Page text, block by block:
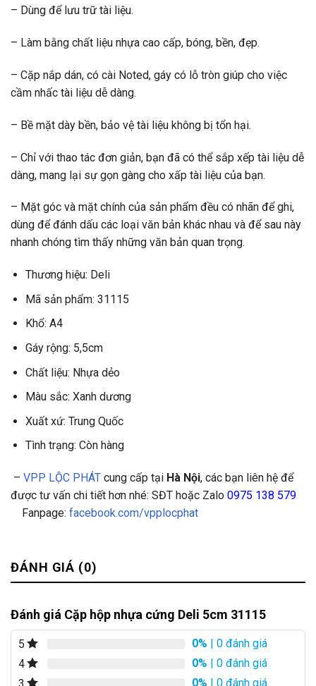
– Dùng để lưu trữ tài liệu.
– Làm bằng chất liệu nhựa cao cấp, bóng, bền, đẹp.
– Cặp nắp dán, có cài Noted, gáy có lỗ tròn giúp cho việc
cầm nhấc tài liệu dễ dàng.
– Bề mặt dày bền, bảo vệ tài liệu không bị tổn hại.
– Chỉ với thao tác đơn giản, bạn đã có thể sắp xếp tài liệu dễ
dàng, mang lại sự gọn gàng cho xấp tài liệu của bạn.
– Mặt góc và mặt chính của sản phẩm đều có nhãn để ghi,
dùng để đánh dấu các loại văn bản khác nhau và để sau này
nhanh chóng tìm thấy những văn bản quan trọng.
Thương hiệu: Deli
Mã sản phẩm: 31115
Khổ: A4
Gáy rộng: 5,5cm
Chất liệu: Nhựa dẻo
Màu sắc: Xanh dương
Xuất xứ: Trung Quốc
Tình trạng: Còn hàng
– VPP LỘC PHÁT cung cấp tại Hà Nội, các bạn liên hệ để
được tư vấn chi tiết hơn nhé: SĐT hoặc Zalo 0975 138 579
Fanpage: facebook.com/vpplocphat
ĐÁNH GIÁ (0)
Đánh giá Cặp hộp nhựa cứng Deli 5cm 31115
5 0% | 0 đánh giá
4
0% | 0 đánh giá
0% | 0 đánh giá